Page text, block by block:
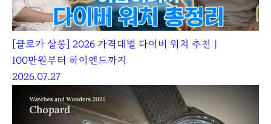
[클로카 살롱] 2026 가격대별 다이버 워치 추천｜
100만원부터 하이엔드까지
2026.07.27